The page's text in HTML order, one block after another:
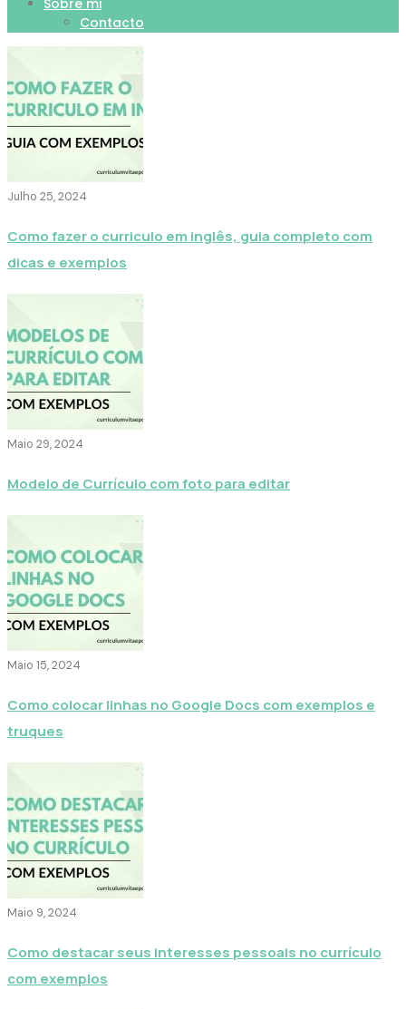
Sobre mi
Contacto
Julho 25, 2024
Como fazer o curriculo em inglês, guia completo com
dicas e exemplos
Maio 29, 2024
Modelo de Currículo com foto para editar
Maio 15, 2024
Como colocar linhas no Google Docs com exemplos e
truques
Maio 9, 2024
Como destacar seus interesses pessoais no currículo
com exemplos